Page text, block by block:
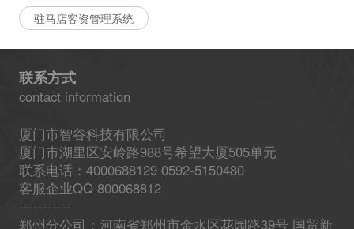
驻马店客资管理系统
联系方式
contact information
厦门市智谷科技有限公司
厦门市湖里区安岭路988号希望大厦505单元
联系电话：4000688129 0592-5150480
客服企业QQ 800068812
-----------
郑州分公司：河南省郑州市金水区花园路39号 国贸新